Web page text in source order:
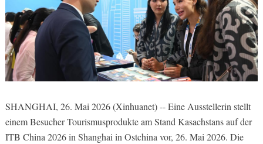
SHANGHAI, 26. Mai 2026 (Xinhuanet) -- Eine Ausstellerin stellt
einem Besucher Tourismusprodukte am Stand Kasachstans auf der
ITB China 2026 in Shanghai in Ostchina vor, 26. Mai 2026. Die